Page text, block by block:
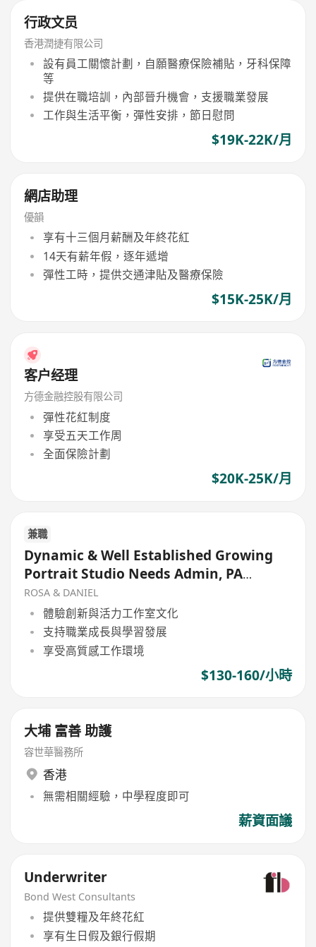
行政文员
香港潤捷有限公司
設有員工關懷計劃，自願醫療保險補貼，牙科保障
等
提供在職培訓，內部晉升機會，支援職業發展
工作與生活平衡，彈性安排，節日慰問
$19K-22K/月
網店助理
優韻
享有十三個月薪酬及年終花紅
14天有薪年假，逐年遞增
彈性工時，提供交通津貼及醫療保險
$15K-25K/月
客户经理
方德金融控股有限公司
彈性花紅制度
享受五天工作周
全面保險計劃
$20K-25K/月
兼職
Dynamic & Well Established Growing
Portrait Studio Needs Admin, PA
support
ROSA & DANIEL
體驗創新與活力工作室文化
支持職業成長與學習發展
享受高質感工作環境
$130-160/小時
大埔 富善 助護
容世華醫務所
香港
無需相關經驗，中學程度即可
薪資面議
Underwriter
Bond West Consultants
提供雙糧及年終花紅
享有生日假及銀行假期